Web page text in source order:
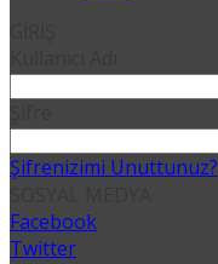
Şifrenizimi Unuttunuz?
Facebook
Twitter